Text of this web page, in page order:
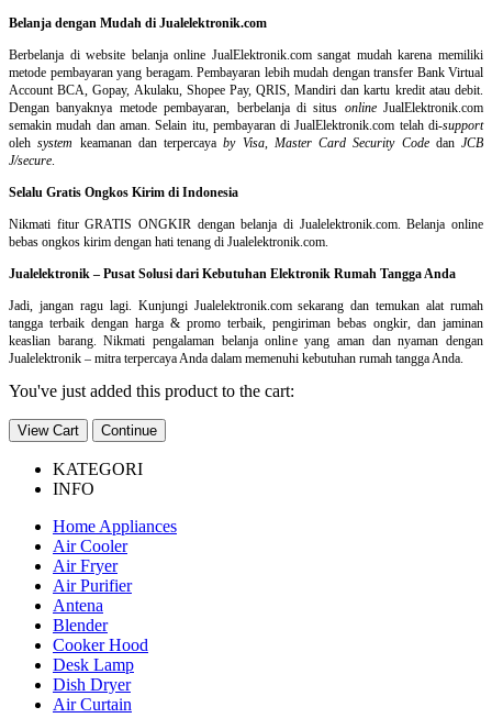
Belanja dengan Mudah di Jualelektronik.com
Berbelanja diwebsite belanja online JualElektronik.com sangat mudah karena memiliki
metode pembayaran yang beragam. Pembayaran lebih mudah dengan transfer Bank Virtual
Account BCA, Gopay, Akulaku, Shopee Pay, QRIS, Mandiri dan kartu kredit atau debit.
Dengan banyaknya metode pembayaran, berbelanja di situs onlineJualElektronik.com
semakin mudah dan aman. Selain itu, pembayaran di JualElektronik.com telah di-support
olehsystem keamanan dan terpercayaby Visa, Master Card Security Codedan JCB
J/secure.
Selalu Gratis Ongkos Kirim di Indonesia
Nikmati fitur GRATIS ONGKIR dengan belanja di Jualelektronik.com. Belanja online
bebas ongkos kirim dengan hati tenang di Jualelektronik.com.
Jualelektronik – Pusat Solusi dari Kebutuhan Elektronik Rumah Tangga Anda
Jadi, jangan ragu lagi. Kunjungi Jualelektronik.com sekarang dan temukan alat rumah
tangga terbaik dengan harga & promo terbaik, pengiriman bebas ongkir, dan jaminan
keaslian barang. Nikmati pengalaman belanja online yang aman dan nyaman dengan
Jualelektronik – mitra terpercaya Anda dalam memenuhi kebutuhan rumah tangga Anda.
You've just added this product to the cart:
View Cart Continue
KATEGORI
INFO
Home Appliances
Air Cooler
Air Fryer
Air Purifier
Antena
Blender
Cooker Hood
Desk Lamp
Dish Dryer
Air Curtain